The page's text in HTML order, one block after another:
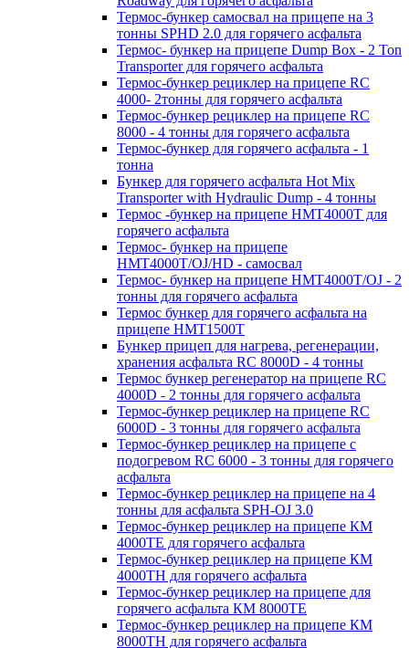
Термос-бункер самосвал на прицепе на 3
тонны SPHD 2.0 для горячего асфальта
Термос- бункер на прицепе Dump Box - 2 Ton
Transporter для горячего асфальта
Термос-бункер рециклер на прицепе RC
4000- 2тонны для горячего асфальта
Термос-бункер рециклер на прицепе RC
8000 - 4 тонны для горячего асфальта
Термос-бункер для горячего асфальта - 1
тонна
Бункер для горячего асфальта Hot Mix
Transporter with Hydraulic Dump - 4 тонны
Термос -бункер на прицепе HMT4000T для
горячего асфальта
Термос- бункер на прицепе
HMT4000T/OJ/HD - самосвал
Термос- бункер на прицепе HMT4000T/OJ - 2
тонны для горячего асфальта
Термос бункер для горячего асфальта на
прицепе HMT1500T
Бункер прицеп для нагрева, регенерации,
хранения асфальта RC 8000D - 4 тонны
Термос бункер регенератор на прицепе RC
4000D - 2 тонны для горячего асфальта
Термос-бункер рециклер на прицепе RC
6000D - 3 тонны для горячего асфальта
Термос-бункер рециклер на прицепе с
подогревом RC 6000 - 3 тонны для горячего
асфальта
Термос-бункер рециклер на прицепе на 4
тонны для асфальта SPH-OJ 3.0
Термос-бункер рециклер на прицепе КМ
4000ТЕ для горячего асфальта
Термос-бункер рециклер на прицепе КМ
4000ТН для горячего асфальта
Термос-бункер рециклер на прицепе для
горячего асфальта КМ 8000ТЕ
Термос-бункер рециклер на прицепе КМ
8000ТH для горячего асфальта